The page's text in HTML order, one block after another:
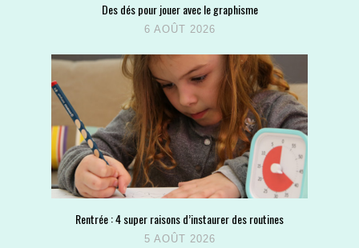
Des dés pour jouer avec le graphisme
6 AOÛT 2026
Rentrée : 4 super raisons d’instaurer des routines
5 AOÛT 2026